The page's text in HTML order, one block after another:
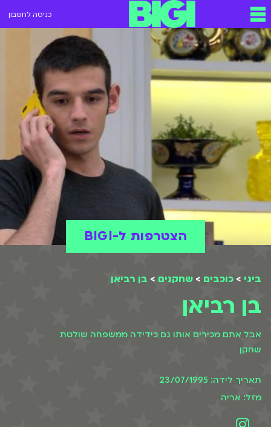
כניסה לחשבון
ביגי > כוכבים > שחקנים > בן רביאן
בן רביאן
אבל אתם מכירים אותו גם כידידה ממשפחה שולטת
שחקן
תאריך לידה: 23/07/1995
מזל: אריה
הצטרפות ל-BIGI